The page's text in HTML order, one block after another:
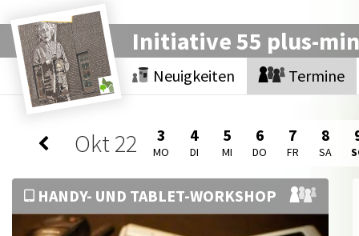
Initiative 55 plus-
Neuigkeiten Termine
Okt22 3
MO
4
DI
5
MI
6
DO
7
FR
8
SA
HANDY- UND TABLET-WORKSHOP